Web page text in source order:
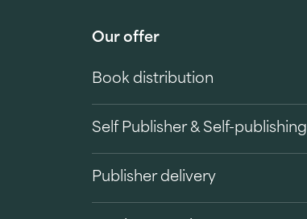
Our offer
Book distribution
Self Publisher & Self-publishing
Publisher delivery